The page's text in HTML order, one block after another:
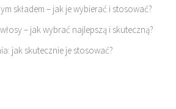
składem – jak je wybierać i stosować?
– jak wybrać najlepszą i skuteczną?
jak skutecznie je stosować?